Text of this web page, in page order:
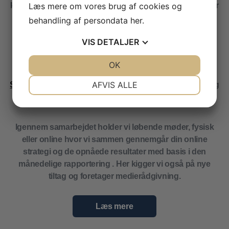
kan tilbyde. Herefter lægger vi i fællesskab rammerne for
din online strategi og konverteringsoptimerer din
Næste skridt er at sikre at du får mest muligt ud af dit
online budget. Her arbejder vi typisk med et mix af
Søgemaskineoptimering,Google Ads
og
linkbuilding.
Igennem samarbejdet holder vi løbende møder, fysisk
eller online hvor vi sammen gennemgår din online
strategi og de opnåede resultater med basis i den
månedelige rapportering . Her kigger vi også på nye
tiltag og foretager medierådgivning.
Læs mere
Læs mere om vores brug af cookies og
behandling af persondata her.
VIS DETALJER
AFVIS ALLE
OK